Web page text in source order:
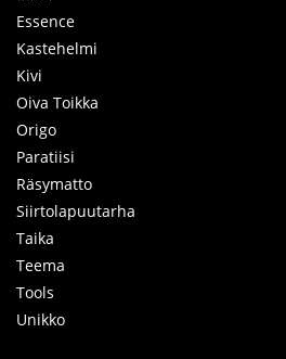
Essence
Kastehelmi
Kivi
Oiva Toikka
Origo
Paratiisi
Räsymatto
Siirtolapuutarha
Taika
Teema
Tools
Unikko